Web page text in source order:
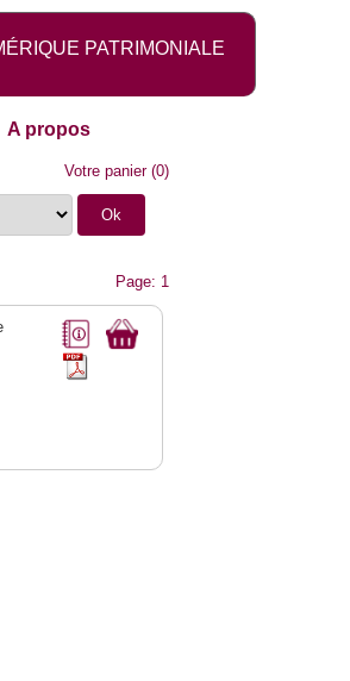
PATRIMONIALE
A propos
Votre panier(0)
Page: 1